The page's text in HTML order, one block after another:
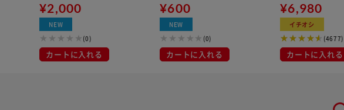
ートメント 180g うるおい
ケア
¥2,000
NEW
(0)
カートに入れる
ーパー 30枚 無香料
¥600
NEW
(0)
カートに入れる
¥6,980
イチオシ
(4677)
カートに入れる